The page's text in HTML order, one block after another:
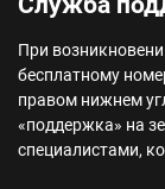
При
бесплатному
правом нижнем
«поддержка» на
специалистами,